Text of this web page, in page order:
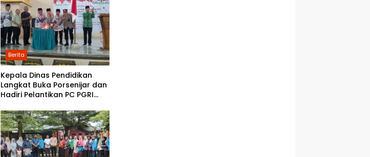
Berita
Kepala Dinas Pendidikan
Langkat Buka Porsenijar dan
Hadiri Pelantikan PC PGRI
2026